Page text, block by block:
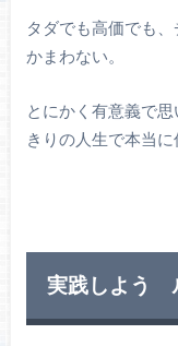
タダでも高価でも
かまわない。
とにかく有意義で
きりの人生で本当に
実践しよう